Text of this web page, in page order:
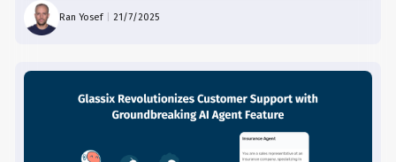
débloquant de nouvelles sources de revenus sans
remplacer le contact humain.
Ran Yosef |21/7/2025